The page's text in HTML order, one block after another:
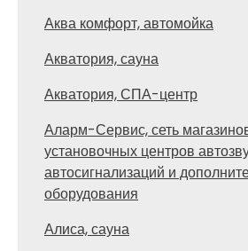
Аква комфорт, автомойка
Акватория, сауна
Акватория, СПА-центр
Аларм-Сервис, сеть
установочных центров
автосигнализаций и
оборудования
Алиса, сауна